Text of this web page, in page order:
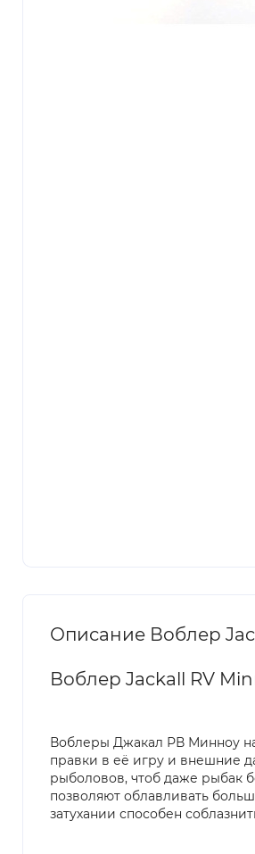
Описание Воблер
Воблер Jackall RV
Воблеры Джакал РВ Минноу
правки в её игру и внешние
рыболовов, чтоб даже рыбак
позволяют облавливать
затухании способен